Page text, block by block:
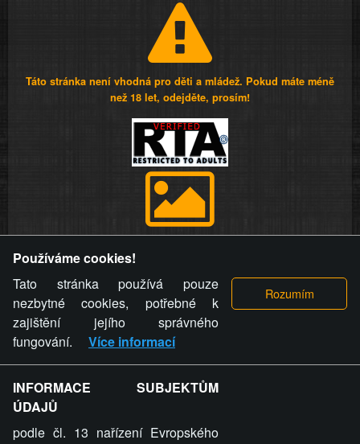
Táto stránka není vhodná pro děti a mládež. Pokud máte méně
než 18 let, odejděte, prosím!
videa a komentáře. Osoba, které se toto opatření provozovatele
stránky týče, ani osoba, která umístila fotografii nebo video na
stránku, nemůže z důvodu odstranění fotografie, videa nebo
komentáře pro výše uvedenou okolnost uplatnit vůči
provozovateli stránky žádný nárok na náhradu škody nebo
nemajetkové újmy.
ZVRÁCENÝ.CZ - Svět není zvrácenej. To jen
ty lidi...
Používáme cookies!
Tato stránka používá pouze
nezbytné cookies, potřebné k
zajištění jejího správného
fungování.
Více informací
INFORMACE SUBJEKTŮM
ÚDAJŮ
podle čl. 13 nařízení Evropského